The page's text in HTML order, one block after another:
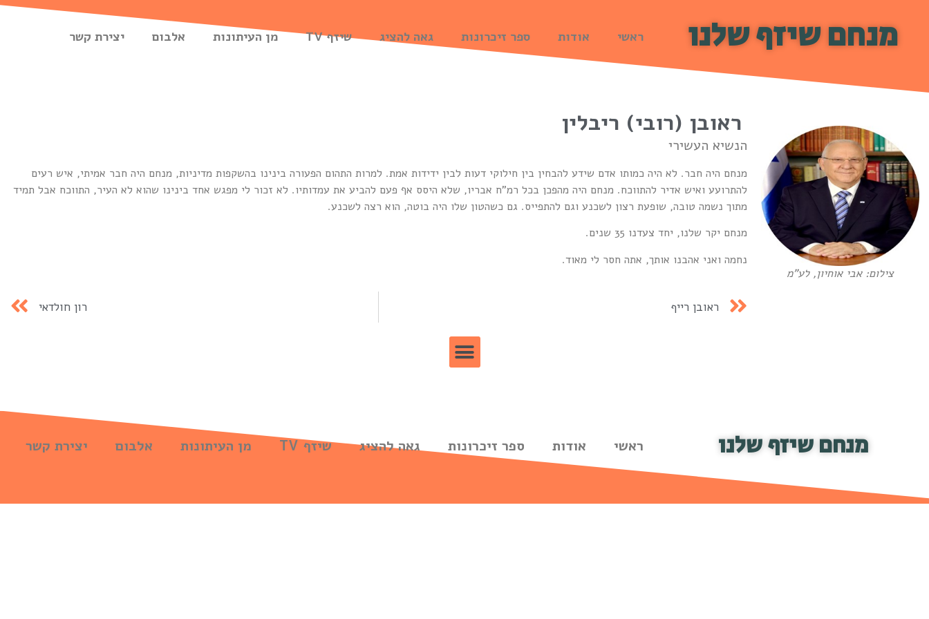
מנחם שיזף שלנו ראשי אודות ספר זיכרונות גאה להציג שיזף TV מן העיתונות אלבום יצירת קשר
צילום: אבי אוחיון, לע"מ
ראובן (רובי) ריבלין
הנשיא העשירי
מנחם היה חבר. לא היה כמותו אדם שידע להבחין בין חילוקי דעות לבין ידידות אמת. למרות התהום הפעורה בינינו בהשקפות מדיניות, מנחם היה חבר אמיתי, איש רעים
להתרועע ואיש אדיר להתווכח. מנחם היה מהפכן בכל רמ"ח אבריו, שלא היסס אף פעם להביע את עמדותיו. לא זכור לי מפגש אחד בינינו שהוא לא העיר, התווכח אבל תמיד
מתוך נשמה טובה, שופעת רצון לשכנע וגם להתפייס. גם כשהטון שלו היה בוטה, הוא רצה לשכנע.
מנחם יקר שלנו, יחד צעדנו 35 שנים.
נחמה ואני אהבנו אותך, אתה חסר לי מאוד.
ראובן רייף רון חולדאי
מנחם שיזף שלנו ראשי אודות ספר זיכרונות גאה להציג שיזף TV מן העיתונות אלבום יצירת קשר